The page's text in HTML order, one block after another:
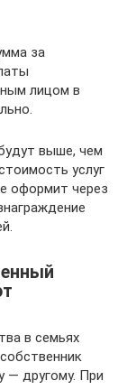
за
лицом в
выше, чем
услуг
оформит через
в семьях
— другому. При